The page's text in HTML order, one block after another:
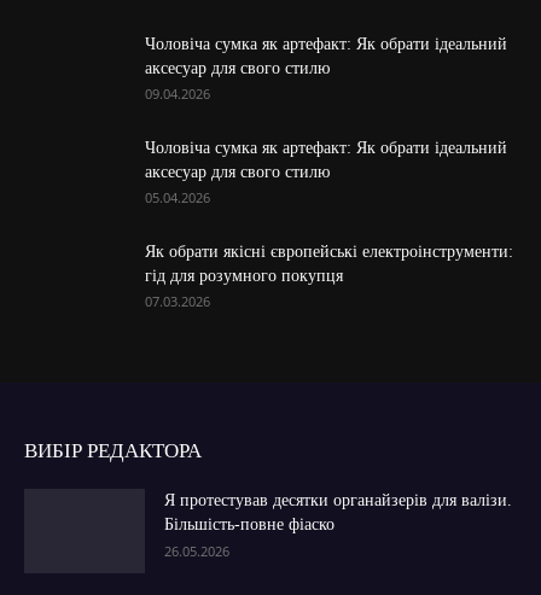
Чоловіча сумка як артефакт: Як обрати ідеальний
аксесуар для свого стилю
09.04.2026
Чоловіча сумка як артефакт: Як обрати ідеальний
аксесуар для свого стилю
05.04.2026
Як обрати якісні європейські електроінструменти:
гід для розумного покупця
07.03.2026
ВИБІР РЕДАКТОРА
Я протестував десятки органайзерів для валізи.
Більшість-повне фіаско
26.05.2026